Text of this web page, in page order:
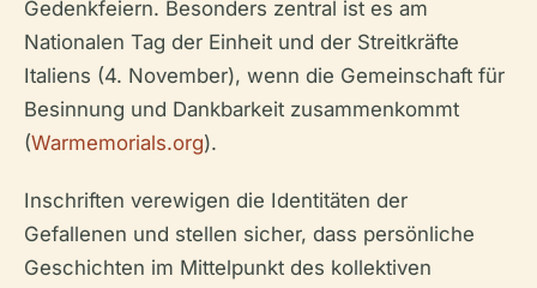
Gedenkfeiern. Besonders zentral ist es am
Nationalen Tag der Einheit und der Streitkräfte
Italiens (4. November), wenn die Gemeinschaft für
Besinnung und Dankbarkeit zusammenkommt
(Warmemorials.org).
Inschriften verewigen die Identitäten der
Gefallenen und stellen sicher, dass persönliche
Geschichten im Mittelpunkt des kollektiven